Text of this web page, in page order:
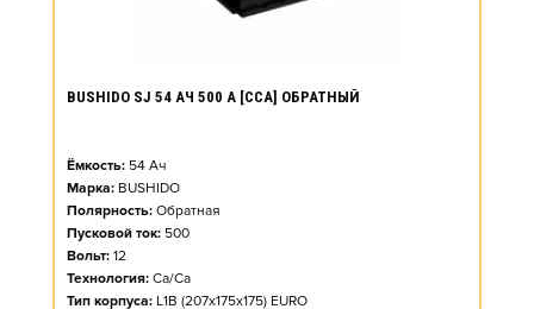
BUSHIDO SJ 54 АЧ 500 А [CCA] ОБРАТНЫЙ
Ёмкость: 54 Ач
Марка: BUSHIDO
Полярность: Обратная
Пусковой ток: 500
Вольт: 12
Технология: Ca/Ca
Тип корпуса: L1B (207x175x175) EURO